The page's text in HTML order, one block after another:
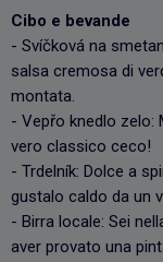
Cibo e bevande
- Svíčková na
salsa cremosa di
montata.
- Vepřo knedlo zelo:
vero classico ceco!
- Trdelník: Dolce a
gustalo caldo da un
- Birra locale: Sei
aver provato una